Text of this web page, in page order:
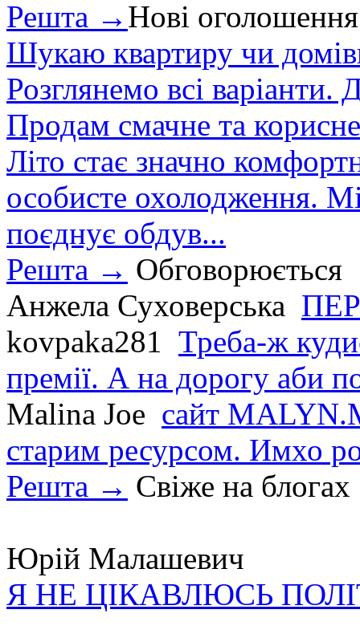
Решта → Нові оголошення
Шукаю квартиру чи
Розглянемо всі варіанти.
Продам смачне та
Літо стає значно
особисте охолодження.
поєднує обдув...
Решта → Обговорюється
Анжела Суховерська
kovpaka281 Треба-ж
премії. А на дорогу аби
Malina Joe сайт
старим ресурсом. Имхо
Решта → Свіже на блогах
Юрій Малашевич
Я НЕ ЦІКАВЛЮСЬ